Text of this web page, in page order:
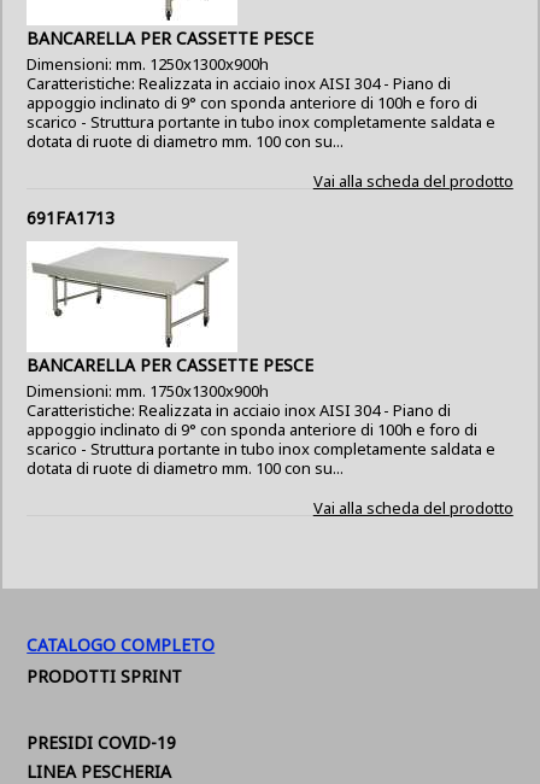
BANCARELLA PER CASSETTE PESCE
Dimensioni: mm. 1250x1300x900h
Caratteristiche: Realizzata in acciaio inox AISI 304 - Piano di
appoggio inclinato di 9° con sponda anteriore di 100h e foro di
scarico - Struttura portante in tubo inox completamente saldata e
dotata di ruote di diametro mm. 100 con su...
Vai alla scheda del prodotto
691FA1713
BANCARELLA PER CASSETTE PESCE
Dimensioni: mm. 1750x1300x900h
Caratteristiche: Realizzata in acciaio inox AISI 304 - Piano di
appoggio inclinato di 9° con sponda anteriore di 100h e foro di
scarico - Struttura portante in tubo inox completamente saldata e
dotata di ruote di diametro mm. 100 con su...
Vai alla scheda del prodotto
CATALOGO COMPLETO
PRODOTTI SPRINT
PRESIDI COVID-19
LINEA PESCHERIA